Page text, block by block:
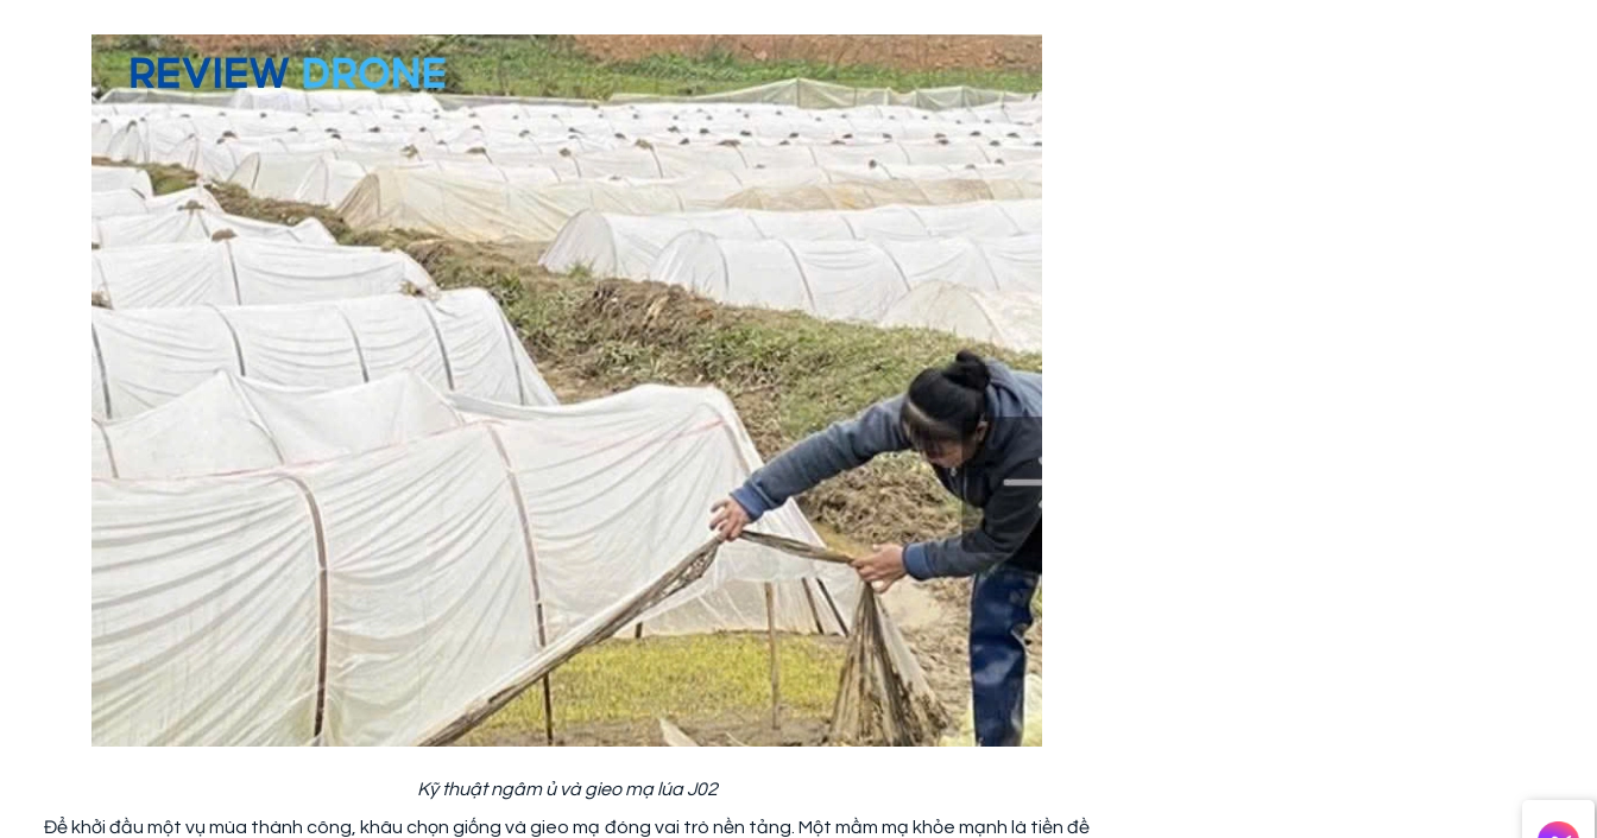
Kỹ thuật ngâm ủ và gieo mạ lúa J02
Để khởi đầu một vụ mùa thành công, khâu chọn giống và gieo mạ đóng vai trò nền tảng. Một mầm mạ khỏe mạnh là tiền đề